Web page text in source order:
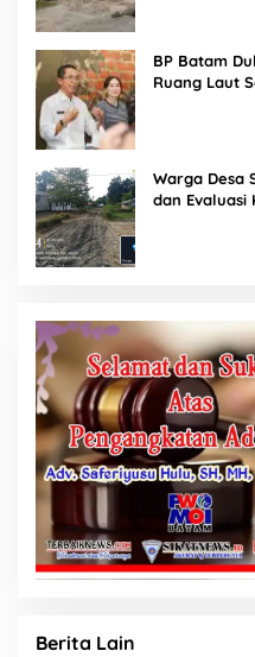
BP Batam
Ruang Laut
Warga Desa
dan Evaluasi
Berita Lain